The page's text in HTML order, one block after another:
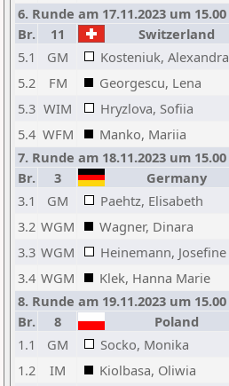
6. Runde am 17.11.2023 um 15.00
Br.
11 Switzerland
5.1
GM Kosteniuk, Alexandra
5.2
FM Georgescu, Lena
5.3 WIM Hryzlova, Sofiia
5.4 WFM Manko, Mariia
7. Runde am 18.11.2023 um 15.00
Br.
3 Germany
3.1
GM Paehtz, Elisabeth
3.2 WGM Wagner, Dinara
3.3 WGM Heinemann, Josefine
3.4 WGM Klek, Hanna Marie
8. Runde am 19.11.2023 um 15.00
Br.
8 Poland
1.1
GM Socko, Monika
1.2
IM Kiolbasa, Oliwia